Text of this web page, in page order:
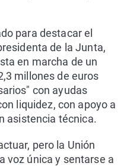
para destacar el
de la Junta,
en marcha de un
millones de euros
con ayudas
liquidez, con apoyo a
asistencia técnica.
pero la Unión
voz única y sentarse a